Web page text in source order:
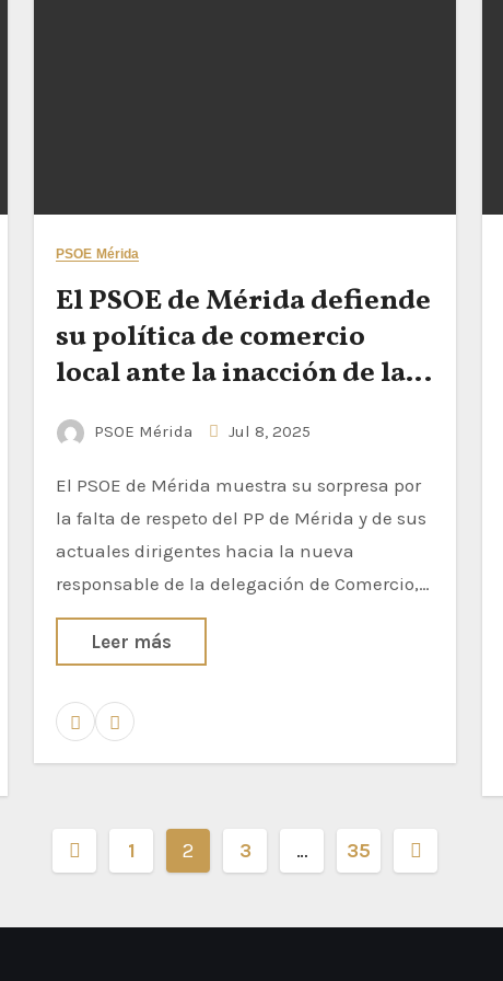
PSOE Mérida
El PSOE de Mérida defiende
su política de comercio
local ante la inacción de la
junta
PSOE Mérida Jul 8, 2025
El PSOE de Mérida muestra su sorpresa por
la falta de respeto del PP de Mérida y de sus
actuales dirigentes hacia la nueva
responsable de la delegación de Comercio,…
Leer más
1 2 3 … 35